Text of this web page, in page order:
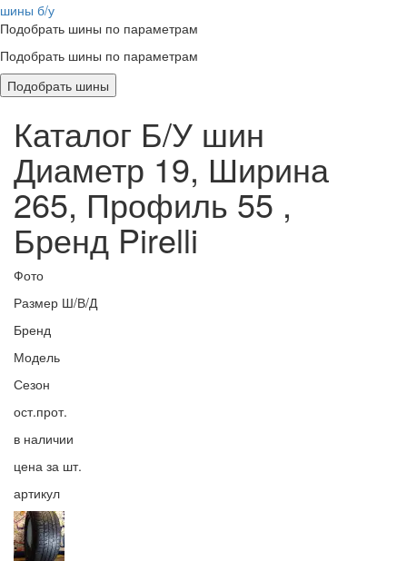
шины б/у
Подобрать шины по параметрам
Подобрать шины по параметрам
Подобрать шины
Каталог Б/У шин
Диаметр 19, Ширина
265, Профиль 55 ,
Бренд Pirelli
Фото
Размер Ш/В/Д
Бренд
Модель
Сезон
ост.прот.
в наличии
цена за шт.
артикул